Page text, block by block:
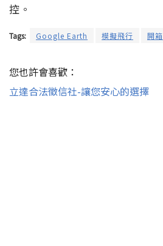
控。
Tags: Google Earth 模擬飛行 開箱
您也許會喜歡：
立達合法徵信社-讓您安心的選擇